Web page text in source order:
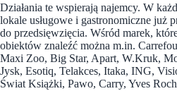
Działania te wspierają najemcy. W
lokale usługowe i gastronomiczne już
do przedsięwzięcia. Wśród marek,
obiektów znaleźć można m.in.
Maxi Zoo, Big Star, Apart, W.Kruk,
Jysk, Esotiq, Telakces, Itaka, ING,
Świat Książki, Pawo, Carry, Yves